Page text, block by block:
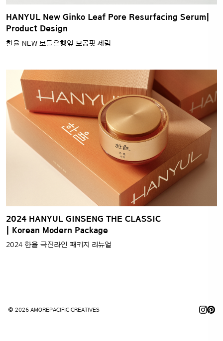
HANYUL New Ginko Leaf Pore Resurfacing Serum|
Product Design
한율 NEW 보들은행잎 모공핏 세럼
2024 HANYUL GINSENG THE CLASSIC
| Korean Modern Package
2024 한율 극진라인 패키지 리뉴얼
© 2026 AMOREPACIFIC CREATIVES